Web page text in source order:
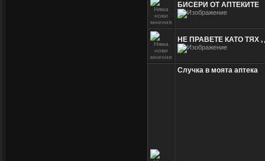
БИСЕРИ ОТ АПТЕКИТЕ
НЕ ПРАВЕТЕ КАТО ТЯХ
Случка в моята аптека